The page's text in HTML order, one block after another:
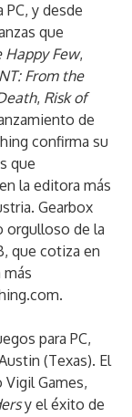
PC, y desde
que
Happy Few,
From the
, Risk of
de
confirma su
que
la editora más
Gearbox
orgulloso de la
que cotiza en
más
.
para PC,
(Texas). El
Games,
y el éxito de